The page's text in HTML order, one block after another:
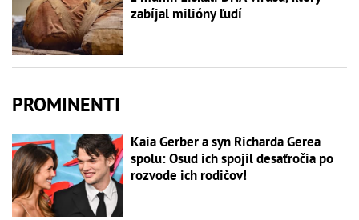
zabíjal milióny ľudí
PROMINENTI
Kaia Gerber a syn Richarda Gerea
spolu: Osud ich spojil desaťročia po
rozvode ich rodičov!